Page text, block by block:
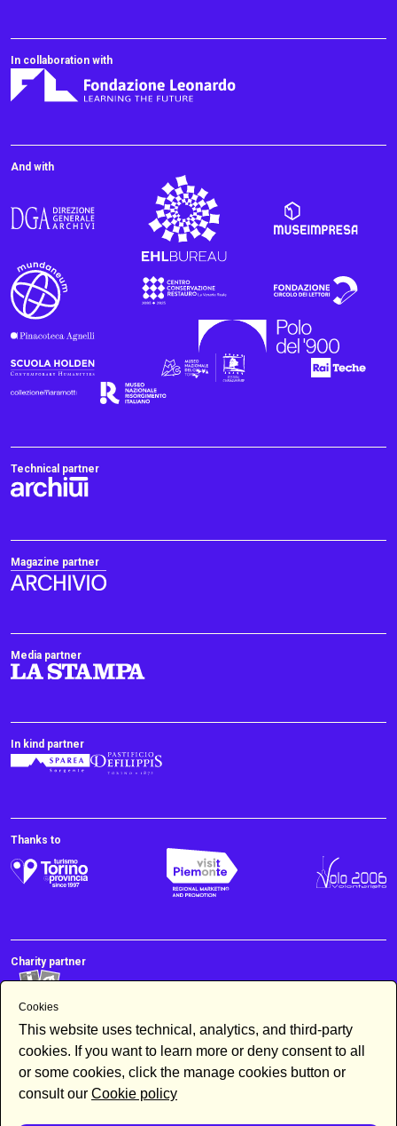
In collaboration with
And with
Technical partner
Magazine partner
Media partner
In kind partner
Thanks to
Charity partner
Newsletter
Cookies
This website uses technical, analytics, and third-party
cookies. If you want to learn more or deny consent to all
or some cookies, click the manage cookies button or
consult our Cookie policy